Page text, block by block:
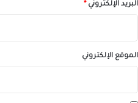
البريد الإلكتروني *
الموقع الإلكتروني